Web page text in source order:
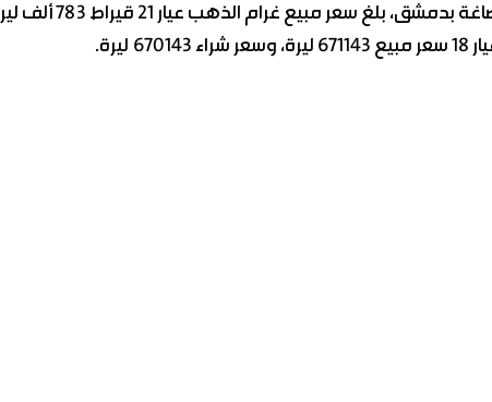
ليرة.